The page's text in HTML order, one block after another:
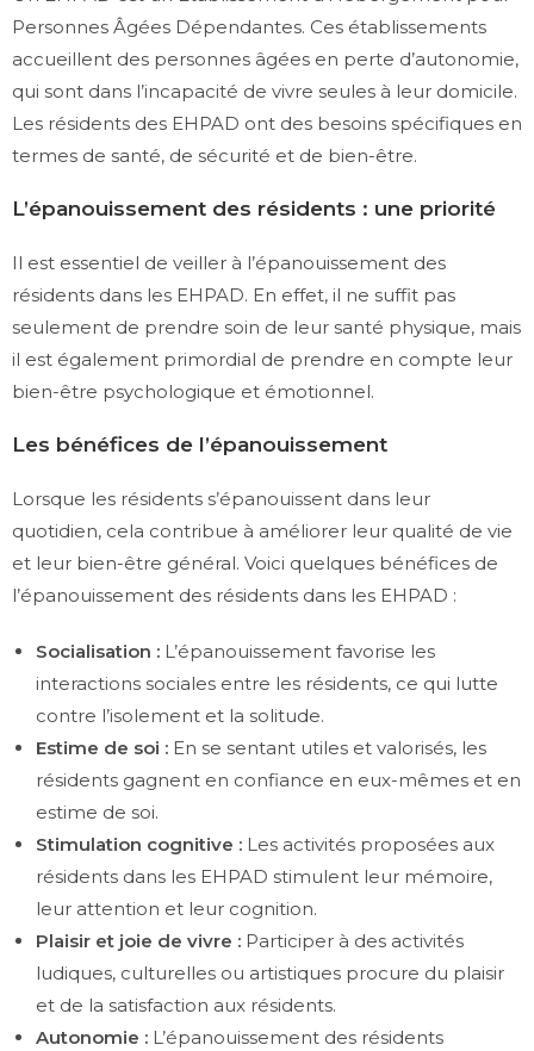
Personnes Âgées Dépendantes. Ces établissements
accueillent des personnes âgées en perte d’autonomie,
qui sont dans l’incapacité de vivre seules à leur domicile.
Les résidents des EHPAD ont des besoins spécifiques en
termes de santé, de sécurité et de bien-être.
L’épanouissement des résidents : une priorité
Il est essentiel de veiller à l’épanouissement des
résidents dans les EHPAD. En effet, il ne suffit pas
seulement de prendre soin de leur santé physique, mais
il est également primordial de prendre en compte leur
bien-être psychologique et émotionnel.
Les bénéfices de l’épanouissement
Lorsque les résidents s’épanouissent dans leur
quotidien, cela contribue à améliorer leur qualité de vie
et leur bien-être général. Voici quelques bénéfices de
l’épanouissement des résidents dans les EHPAD :
Socialisation : L’épanouissement favorise les
interactions sociales entre les résidents, ce qui lutte
contre l’isolement et la solitude.
Estime de soi : En se sentant utiles et valorisés, les
résidents gagnent en confiance en eux-mêmes et en
estime de soi.
Stimulation cognitive : Les activités proposées aux
résidents dans les EHPAD stimulent leur mémoire,
leur attention et leur cognition.
Plaisir et joie de vivre : Participer à des activités
ludiques, culturelles ou artistiques procure du plaisir
et de la satisfaction aux résidents.
Autonomie : L’épanouissement des résidents